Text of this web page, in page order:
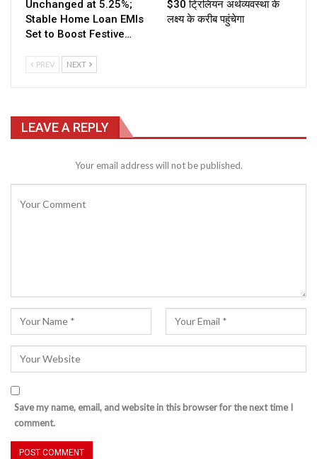
Unchanged at 5.25%;
Stable Home Loan EMIs
Set to Boost Festive…
$30 ट्रिलियन अर्थव्यवस्था के
लक्ष्य के करीब पहुंचेगा
PREV NEXT
LEAVE A REPLY
Your email address will not be published.
Save my name, email, and website in this browser for the next time I
comment.